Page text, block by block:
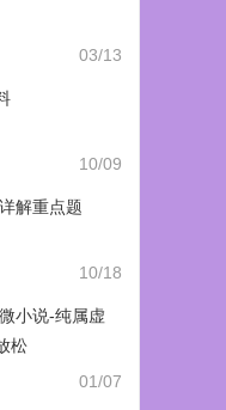
03/13
10/09
解重点题
10/18
小说-纯属虚
松
01/07